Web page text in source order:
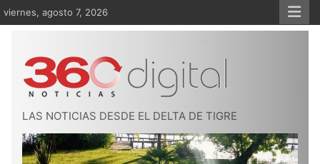
Saltar
al
viernes, agosto 7, 2026
LAS NOTICIAS DESDE EL DELTA DE TIGRE